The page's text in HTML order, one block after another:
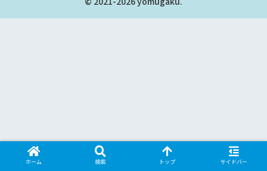
ホーム 検索 トップ サイドバー